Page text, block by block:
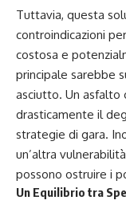
Tuttavia, questa
controindicazioni
costosa e
principale sarebbe
asciutto. Un asfalto
drasticamente il
strategie di gara.
un’altra
possono ostruire i
Un Equilibrio tra